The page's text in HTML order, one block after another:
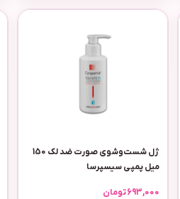
ژل شست‌وشوی صورت ضد لک 150
میل پمپی سیسپرسا
693,000تومان